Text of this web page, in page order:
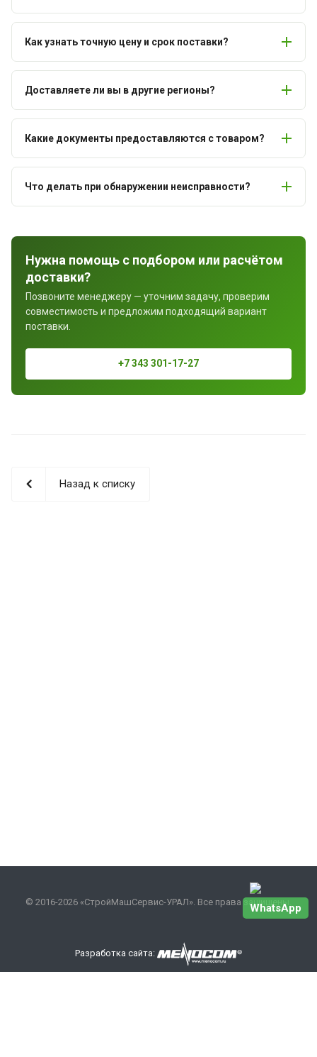
Как узнать точную цену и срок поставки?
Доставляете ли вы в другие регионы?
Какие документы предоставляются с товаром?
Что делать при обнаружении неисправности?
Нужна помощь с подбором или расчётом
доставки?
Позвоните менеджеру — уточним задачу, проверим
совместимость и предложим подходящий вариант
поставки.
+7 343 301-17-27
Назад к списку
© 2016-2026 «СтройМашСервис-УРАЛ». Все права защищены.
Разработка сайта:
WhatsApp